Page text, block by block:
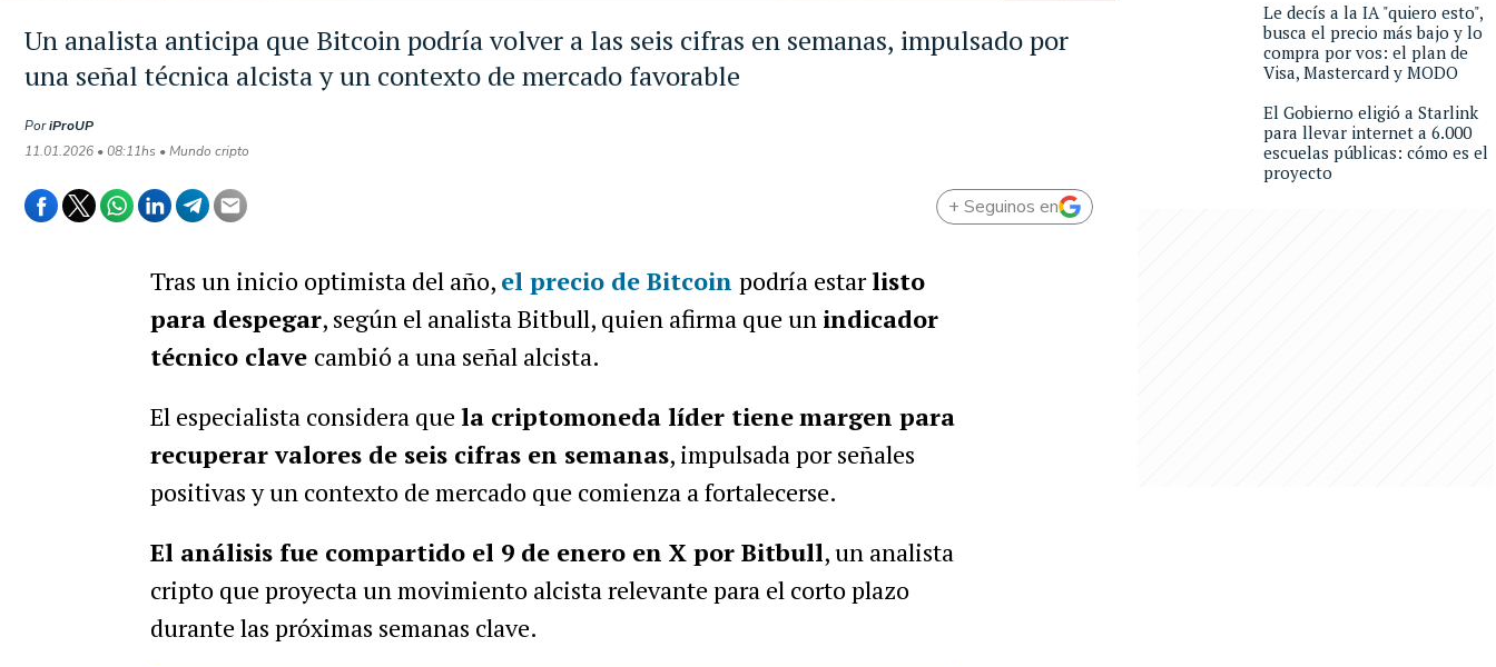
Un analista anticipa que Bitcoin podría volver a las seis cifras en semanas, impulsado por
una señal técnica alcista y un contexto de mercado favorable
PoriProUP
11.01.2026 • 08:11hs • Mundo cripto
+ Seguinos en
Tras un inicio optimista del año, el precio de Bitcoin podría estarlisto
para despegar, según el analista Bitbull, quien afirma que un indicador
técnico clave cambió a una señal alcista.
El especialista considera que la criptomoneda líder tienemargen para
recuperar valores de seis cifras en semanas, impulsada por señales
positivas y un contexto de mercado que comienza a fortalecerse.
El análisis fue compartido el 9 de enero en X por Bitbull, un analista
cripto que proyecta un movimiento alcista relevante para el corto plazo
durante las próximas semanas clave.
Le decís a la IA "quiero esto",
busca el precio más bajo y lo
compra por vos: el plan de
Visa, Mastercard y MODO
El Gobierno eligió a Starlink
para llevar internet a 6.000
escuelas públicas: cómo es el
proyecto